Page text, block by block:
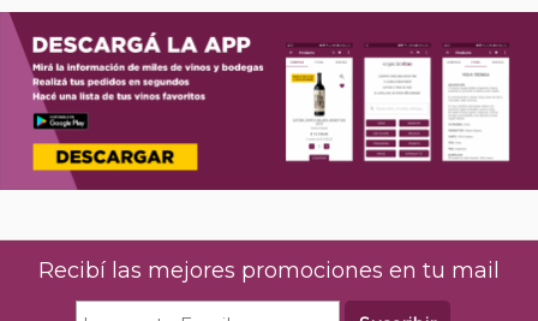
Recibí las mejores promociones en tu mail